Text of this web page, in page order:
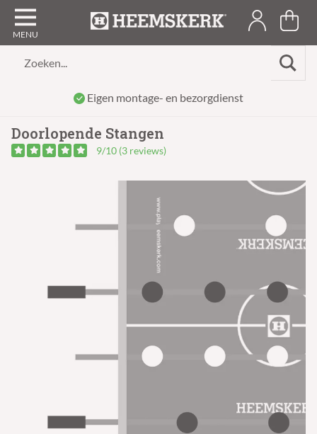
Zoeken...
Eigen montage- en bezorgdienst
Doorlopende Stangen
9/10 (3 reviews)